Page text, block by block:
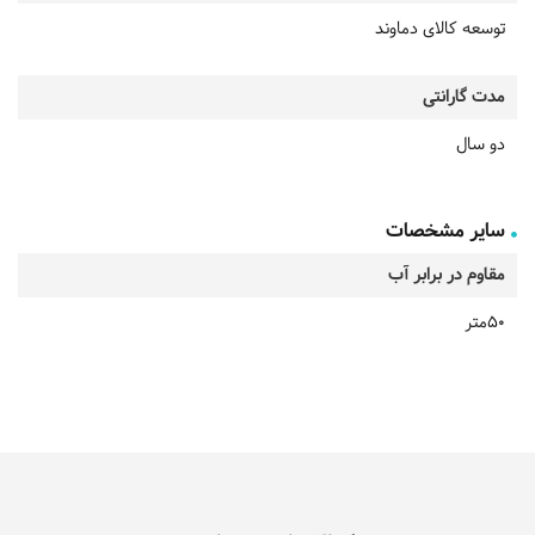
توسعه کالای دماوند
مدت گارانتی
دو سال
سایر مشخصات
مقاوم در برابر آب
50متر